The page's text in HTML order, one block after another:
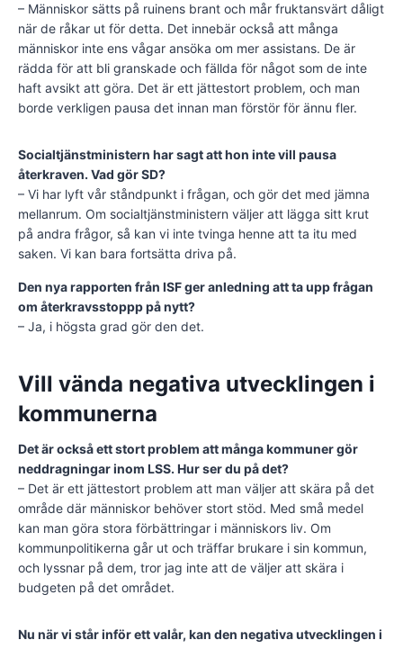
– Människor sätts på ruinens brant och mår fruktansvärt dåligt
när de råkar ut för detta. Det innebär också att många
människor inte ens vågar ansöka om mer assistans. De är
rädda för att bli granskade och fällda för något som de inte
haft avsikt att göra. Det är ett jättestort problem, och man
borde verkligen pausa det innan man förstör för ännu fler.
Socialtjänstministern har sagt att hon inte vill pausa
återkraven. Vad gör SD?
– Vi har lyft vår ståndpunkt i frågan, och gör det med jämna
mellanrum. Om socialtjänstministern väljer att lägga sitt krut
på andra frågor, så kan vi inte tvinga henne att ta itu med
saken. Vi kan bara fortsätta driva på.
Den nya rapporten från ISF ger anledning att ta upp frågan
om återkravsstoppp på nytt?
– Ja, i högsta grad gör den det.
Vill vända negativa utvecklingen i
kommunerna
Det är också ett stort problem att många kommuner gör
neddragningar inom LSS. Hur ser du på det?
– Det är ett jättestort problem att man väljer att skära på det
område där människor behöver stort stöd. Med små medel
kan man göra stora förbättringar i människors liv. Om
kommunpolitikerna går ut och träffar brukare i sin kommun,
och lyssnar på dem, tror jag inte att de väljer att skära i
budgeten på det området.
Nu när vi står inför ett valår, kan den negativa utvecklingen i